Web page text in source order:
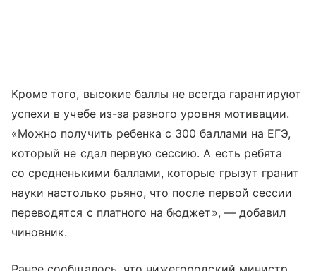
Кроме того, высокие баллы не всегда гарантируют
успехи в учебе из-за разного уровня мотивации.
«Можно получить ребенка с 300 баллами на ЕГЭ,
который не сдал первую сессию. А есть ребята
со средненькими баллами, которые грызут гранит
науки настолько рьяно, что после первой сессии
переводятся с платного на бюджет», — добавил
чиновник.